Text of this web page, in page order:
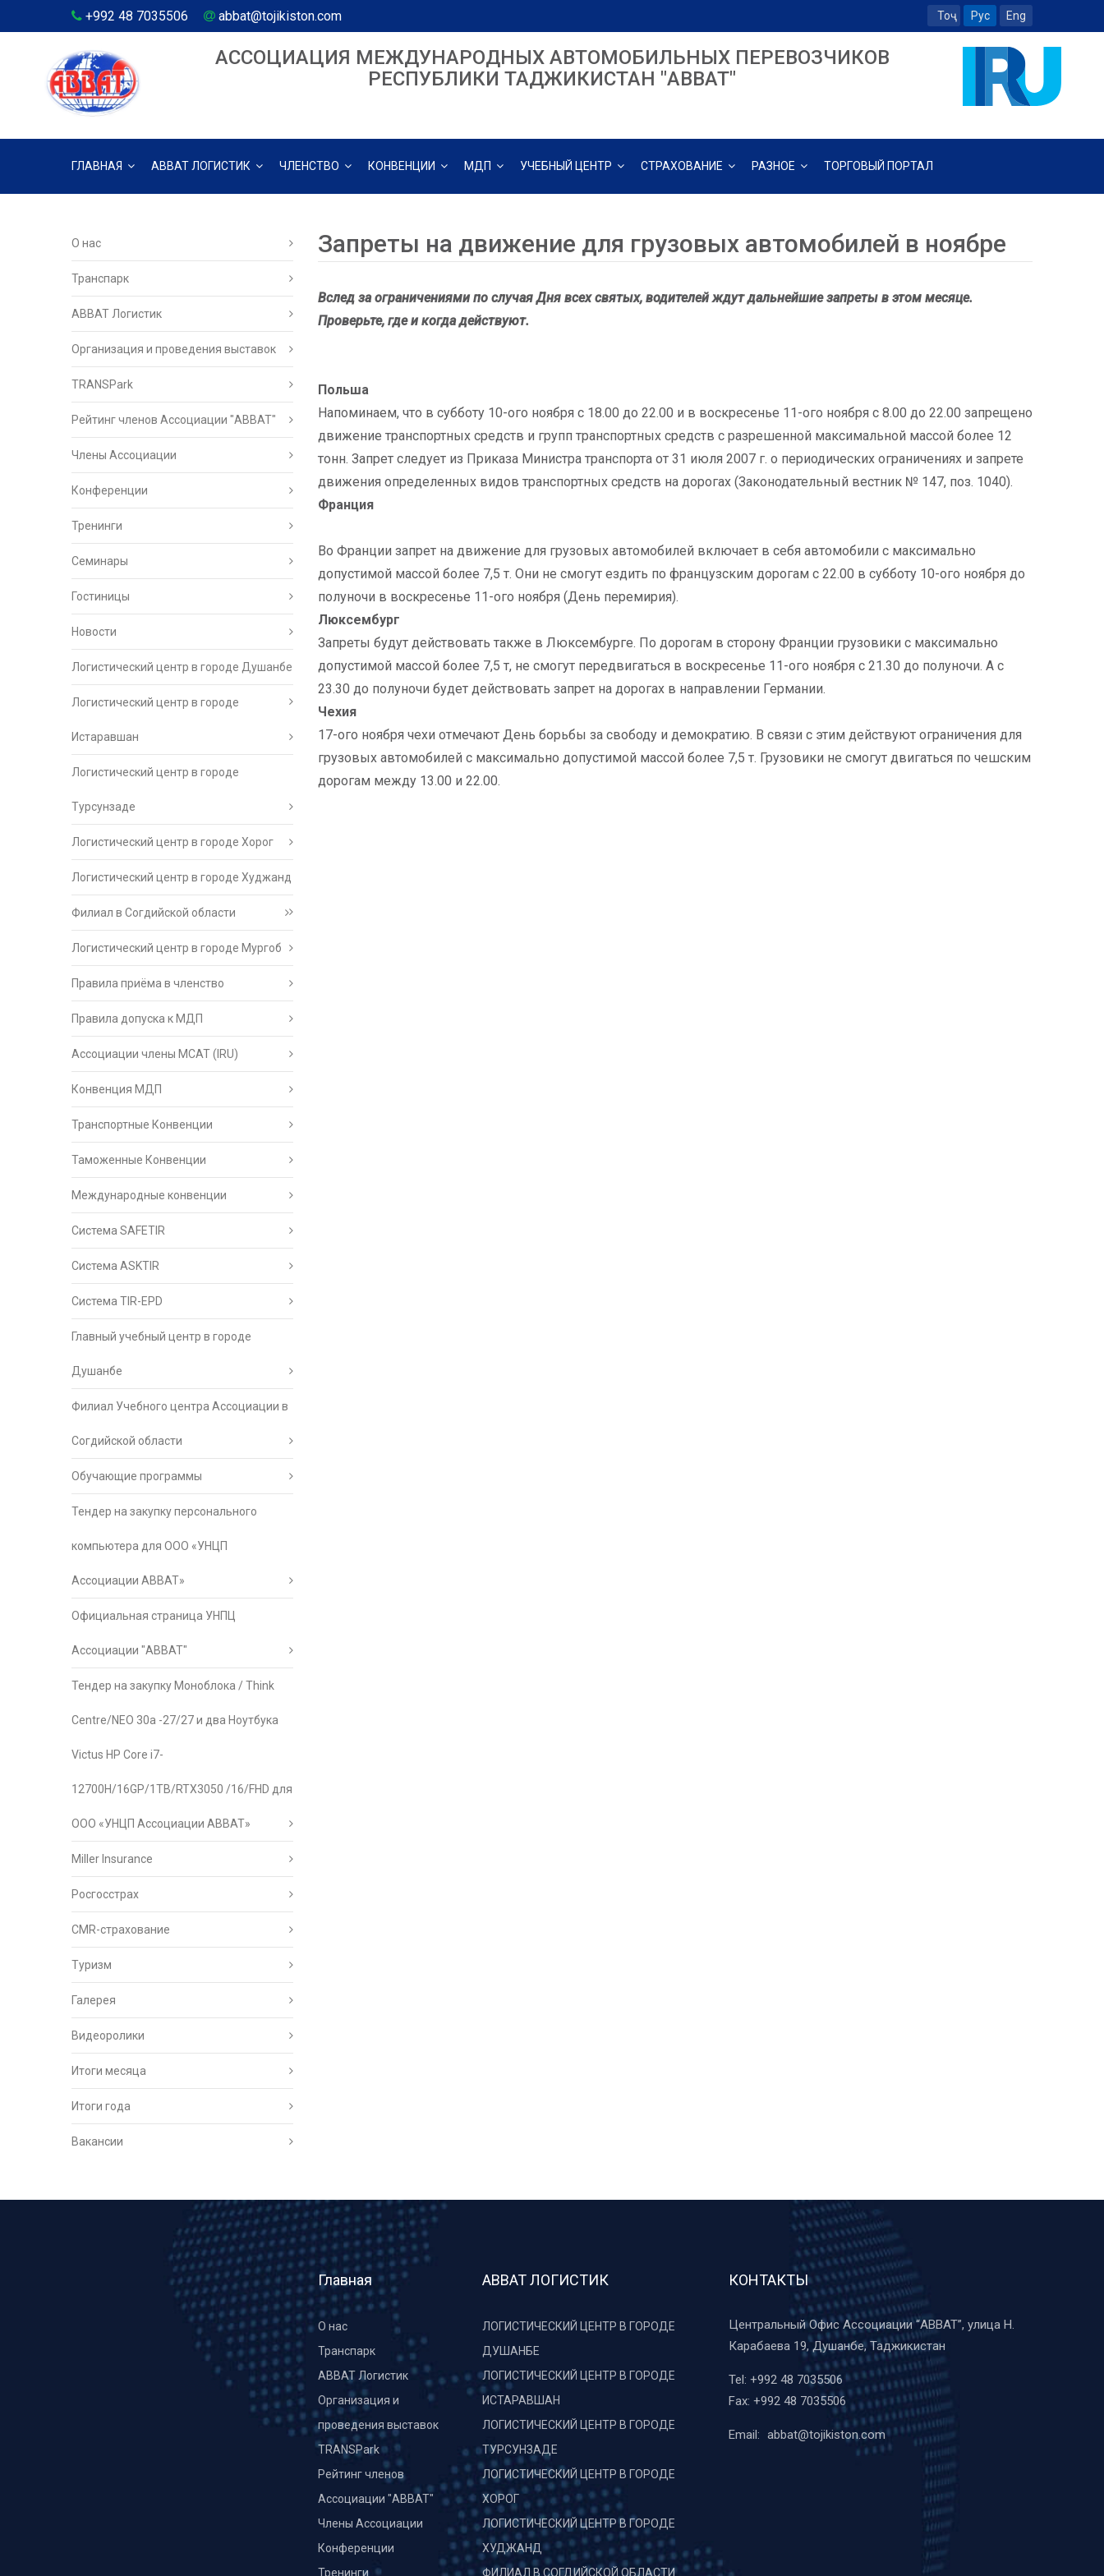
+992 48 7035506 abbat@tojikiston.com Тоҷ Рус Eng
АССОЦИАЦИЯ МЕЖДУНАРОДНЫХ АВТОМОБИЛЬНЫХ ПЕРЕВОЗЧИКОВ
РЕСПУБЛИКИ ТАДЖИКИСТАН "ABBAT"
ГЛАВНАЯ АВВАТ ЛОГИСТИК ЧЛЕНСТВО КОНВЕНЦИИ МДП УЧЕБНЫЙ ЦЕНТР СТРАХОВАНИЕ РАЗНОЕ ТОРГОВЫЙ ПОРТАЛ
О нас
Транспарк
ABBAT Логистик
Организация и проведения выставок
TRANSPark
Рейтинг членов Ассоциации "АВВАТ"
Члены Ассоциации
Конференции
Тренинги
Семинары
Гостиницы
Новости
Логистический центр в городе Душанбе
Логистический центр в городе
Истаравшан
Логистический центр в городе
Турсунзаде
Логистический центр в городе Хорог
Логистический центр в городе Худжанд
Филиал в Согдийской области
Логистический центр в городе Мургоб
Правила приёма в членство
Правила допуска к МДП
Ассоциации члены МСАТ (IRU)
Конвенция МДП
Транспортные Конвенции
Таможенные Конвенции
Международные конвенции
Система SAFETIR
Система ASKTIR
Система TIR-EPD
Главный учебный центр в городе
Душанбе
Филиал Учебного центра Ассоциации в
Согдийской области
Обучающие программы
Тендер на закупку персонального
компьютера для ООО «УНЦП
Ассоциации АВВАТ»
Официальная страница УНПЦ
Ассоциации "АВВАТ"
Тендер на закупку Моноблока / Think
Centre/NEO 30a -27/27 и два Ноутбука
Victus HP Core i7-
12700H/16GP/1TB/RTX3050 /16/FHD для
ООО «УНЦП Ассоциации АВВАТ»
Miller Insurance
Росгосстрах
CMR-страхование
Туризм
Галерея
Видеоролики
Итоги месяца
Итоги года
Вакансии
Запреты на движение для грузовых автомобилей в ноябре
Вслед за ограничениями по случая Дня всех святых, водителей ждут дальнейшие запреты в этом месяце.
Проверьте, где и когда действуют.
Польша
Напоминаем, что в субботу 10-ого ноября с 18.00 до 22.00 и в воскресенье 11-ого ноября с 8.00 до 22.00 запрещено
движение транспортных средств и групп транспортных средств с разрешенной максимальной массой более 12
тонн. Запрет следует из Приказа Министра транспорта от 31 июля 2007 г. о периодических ограничениях и запрете
движения определенных видов транспортных средств на дорогах (Законодательный вестник № 147, поз. 1040).
Франция
Во Франции запрет на движение для грузовых автомобилей включает в себя автомобили с максимально
допустимой массой более 7,5 т. Они не смогут ездить по французским дорогам с 22.00 в субботу 10-ого ноября до
полуночи в воскресенье 11-ого ноября (День перемирия).
Люксембург
Запреты будут действовать также в Люксембурге. По дорогам в сторону Франции грузовики с максимально
допустимой массой более 7,5 т, не смогут передвигаться в воскресенье 11-ого ноября с 21.30 до полуночи. А с
23.30 до полуночи будет действовать запрет на дорогах в направлении Германии.
Чехия
17-ого ноября чехи отмечают День борьбы за свободу и демократию. В связи с этим действуют ограничения для
грузовых автомобилей с максимально допустимой массой более 7,5 т. Грузовики не смогут двигаться по чешским
дорогам между 13.00 и 22.00.
Главная
О нас
Транспарк
ABBAT Логистик
Организация и
проведения выставок
TRANSPark
Рейтинг членов
Ассоциации "АВВАТ"
Члены Ассоциации
Конференции
Тренинги
АВВАТ ЛОГИСТИК
ЛОГИСТИЧЕСКИЙ ЦЕНТР В ГОРОДЕ
ДУШАНБЕ
ЛОГИСТИЧЕСКИЙ ЦЕНТР В ГОРОДЕ
ИСТАРАВШАН
ЛОГИСТИЧЕСКИЙ ЦЕНТР В ГОРОДЕ
ТУРСУНЗАДЕ
ЛОГИСТИЧЕСКИЙ ЦЕНТР В ГОРОДЕ
ХОРОГ
ЛОГИСТИЧЕСКИЙ ЦЕНТР В ГОРОДЕ
ХУДЖАНД
ФИЛИАЛ В СОГДИЙСКОЙ ОБЛАСТИ
КОНТАКТЫ
Центральный Офис Ассоциации “ABBAT”, улица Н.
Карабаева 19, Душанбе, Таджикистан
Tel: +992 48 7035506
Fax: +992 48 7035506
Email: abbat@tojikiston.com